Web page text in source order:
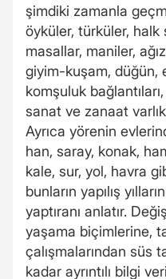
şimdiki zamanla
öyküler, türküler, halk
masallar, maniler,
giyim-kuşam, düğün,
komşuluk
sanat ve zanaat
Ayrıca yörenin
han, saray, konak,
kale, sur, yol, havra
bunların yapılış
yaptıranı anlatır.
yaşama biçimlerine,
çalışmalarından süs
kadar ayrıntılı bilgi